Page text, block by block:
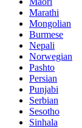
Marathi
Mongolian
Burmese
Nepali
Norwegian
Pashto
Persian
Punjabi
Serbian
Sesotho
Sinhala